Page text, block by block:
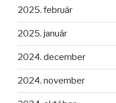
2025. február
2025. január
2024. december
2024. november